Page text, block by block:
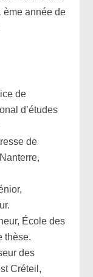
ème année de
de
d’études
de
École des
thèse.
des
Créteil,